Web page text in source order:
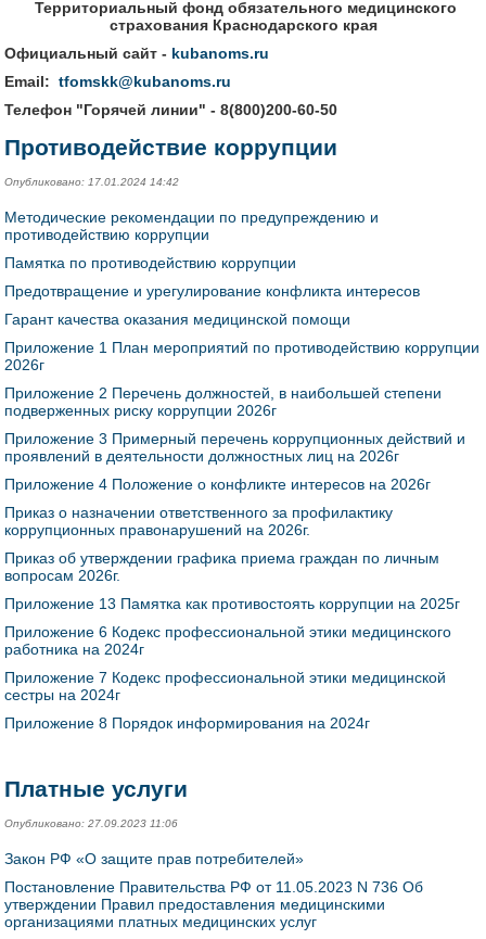
Территориальный фонд обязательного медицинского
страхования Краснодарского края
Официальный сайт - kubanoms.ru
Email:tfomskk@kubanoms.ru
Телефон "Горячей линии" - 8(800)200-60-50
Противодействие коррупции
Опубликовано: 17.01.2024 14:42
Методические рекомендации по предупреждению и
противодействию коррупции
Памятка по противодействию коррупции
Предотвращение и урегулирование конфликта интересов
Гарант качества оказания медицинской помощи
Приложение 1 План мероприятий по противодействию коррупции
2026г
Приложение 2 Перечень должностей, в наибольшей степени
подверженных риску коррупции 2026г
Приложение 3 Примерный перечень коррупционных действий и
проявлений в деятельности должностных лиц на 2026г
Приложение 4 Положение о конфликте интересов на 2026г
Приказ о назначении ответственного за профилактику
коррупционных правонарушений на 2026г.
Приказ об утверждении графика приема граждан по личным
вопросам 2026г.
Приложение 13 Памятка как противостоять коррупции на 2025г
Приложение 6 Кодекс профессиональной этики медицинского
работника на 2024г
Приложение 7 Кодекс профессиональной этики медицинской
сестры на 2024г
Приложение 8 Порядок информирования на 2024г
Платные услуги
Опубликовано: 27.09.2023 11:06
Закон РФ «О защите прав потребителей»
Постановление Правительства РФ от 11.05.2023 N 736 Об
утверждении Правил предоставления медицинскими
организациями платных медицинских услуг